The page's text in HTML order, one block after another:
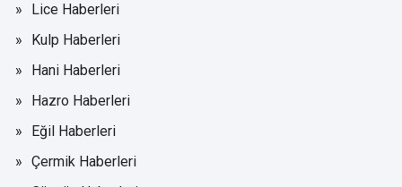
Lice Haberleri
Kulp Haberleri
Hani Haberleri
Hazro Haberleri
Eğil Haberleri
Çermik Haberleri